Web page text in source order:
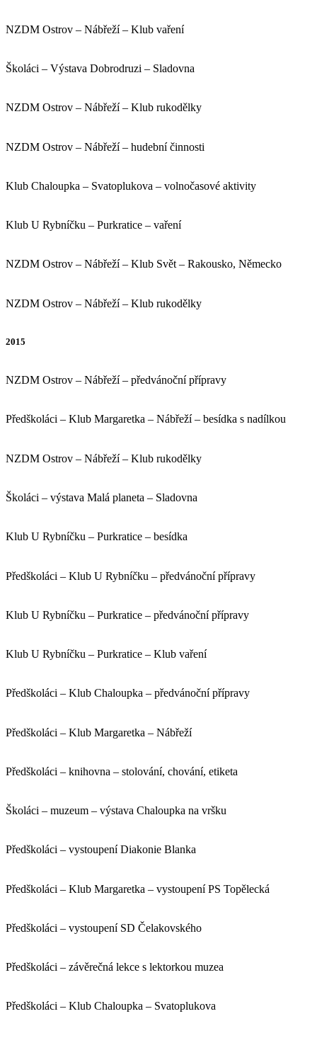
NZDM Ostrov – Nábřeží – Klub vaření
Školáci – Výstava Dobrodruzi – Sladovna
NZDM Ostrov – Nábřeží – Klub rukodělky
NZDM Ostrov – Nábřeží – hudební činnosti
Klub Chaloupka – Svatoplukova – volnočasové aktivity
Klub U Rybníčku – Purkratice – vaření
NZDM Ostrov – Nábřeží – Klub Svět – Rakousko, Německo
NZDM Ostrov – Nábřeží – Klub rukodělky
2015
NZDM Ostrov – Nábřeží – předvánoční přípravy
Předškoláci – Klub Margaretka – Nábřeží – besídka s nadílkou
NZDM Ostrov – Nábřeží – Klub rukodělky
Školáci – výstava Malá planeta – Sladovna
Klub U Rybníčku – Purkratice – besídka
Předškoláci – Klub U Rybníčku – předvánoční přípravy
Klub U Rybníčku – Purkratice – předvánoční přípravy
Klub U Rybníčku – Purkratice – Klub vaření
Předškoláci – Klub Chaloupka – předvánoční přípravy
Předškoláci – Klub Margaretka – Nábřeží
Předškoláci – knihovna – stolování, chování, etiketa
Školáci – muzeum – výstava Chaloupka na vršku
Předškoláci – vystoupení Diakonie Blanka
Předškoláci – Klub Margaretka – vystoupení PS Topělecká
Předškoláci – vystoupení SD Čelakovského
Předškoláci – závěrečná lekce s lektorkou muzea
Předškoláci – Klub Chaloupka – Svatoplukova